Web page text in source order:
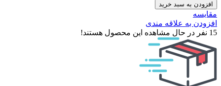
افزودن به سبد خرید
مقایسه
افزودن به علاقه مندی
15 نفر در حال مشاهده این محصول هستند!